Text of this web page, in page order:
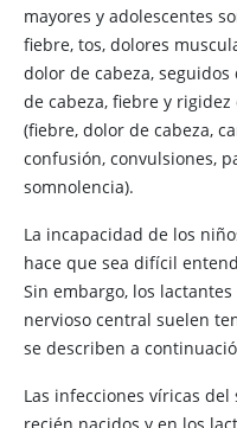
mayores y adolescentes
fiebre, tos, dolores
dolor de cabeza,
de cabeza, fiebre y
(fiebre, dolor de cabeza,
confusión, convulsiones,
somnolencia).
La incapacidad de los
hace que sea difícil
Sin embargo, los
nervioso central suelen
se describen a
Las infecciones víricas